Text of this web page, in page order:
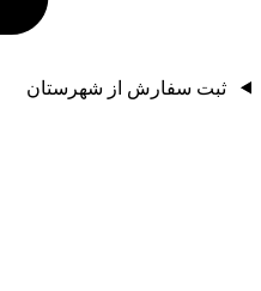
ثبت سفارش از شهرستان